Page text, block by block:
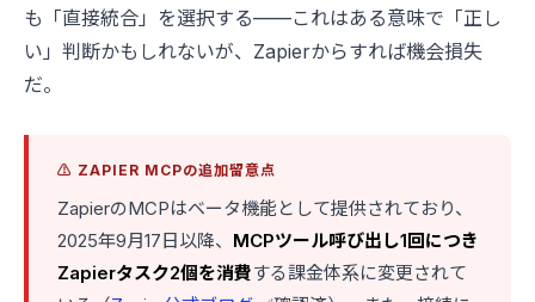
も「直接統合」を選択する——これはある意味で「正し
い」判断かもしれないが、Zapierからすれば機会損失
だ。
⚠️ ZAPIER MCPの追加留意点
ZapierのMCPはベータ機能として提供されており、
2025年9月17日以降、 MCPツール呼び出し1回につき
Zapierタスク2個を消費する課金体系に変更されて